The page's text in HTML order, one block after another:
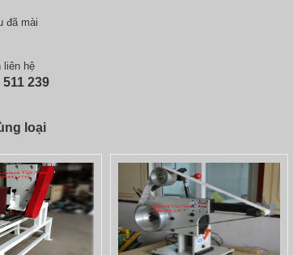
đã mài
liên hệ
511 239
loại